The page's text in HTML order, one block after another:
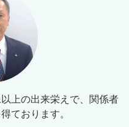
上の出来栄えで、関係者
ております。